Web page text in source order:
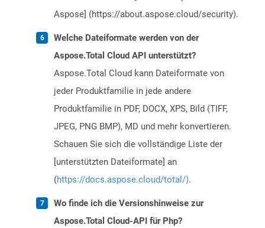
Aspose] (https://about.aspose.cloud/security).
Welche Dateiformate werden von der
Aspose.Total Cloud API unterstützt?
Aspose.Total Cloud kann Dateiformate von
jeder Produktfamilie in jede andere
Produktfamilie in PDF, DOCX, XPS, Bild (TIFF,
JPEG, PNG BMP), MD und mehr konvertieren.
Schauen Sie sich die vollständige Liste der
[unterstützten Dateiformate] an
(https://docs.aspose.cloud/total/).
Wo finde ich die Versionshinweise zur
Aspose.Total Cloud-API für Php?